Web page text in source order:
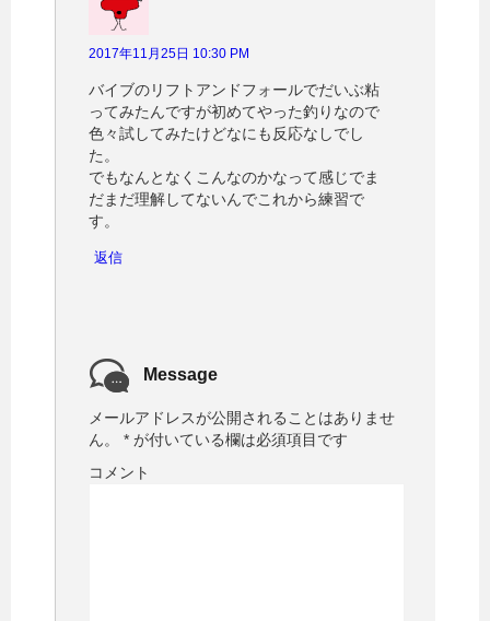
2017年11月25日 10:30 PM
バイブのリフトアンドフォールでだいぶ粘
ってみたんですが初めてやった釣りなので
色々試してみたけどなにも反応なしでし
た。
でもなんとなくこんなのかなって感じでま
だまだ理解してないんでこれから練習で
す。
返信
Message
メールアドレスが公開されることはありませ
ん。
* が付いている欄は必須項目です
コメント